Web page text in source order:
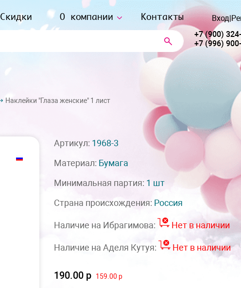
Скидки О компании Контакты Вход|
+7 (900)
+7 (996)
Наклейки "Глаза женские" 1 лист
Артикул: 1968-3
Материал: Бумага
Минимальная партия: 1 шт
Страна происхождения: Россия
Наличие на Ибрагимова: Нет в наличии
Наличие на Аделя Кутуя: Нет в наличии
190.00 р 159.00 р